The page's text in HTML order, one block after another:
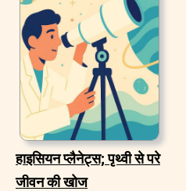
हाइसियन प्लैनेट्स; पृथ्वी से परे
जीवन की खोज